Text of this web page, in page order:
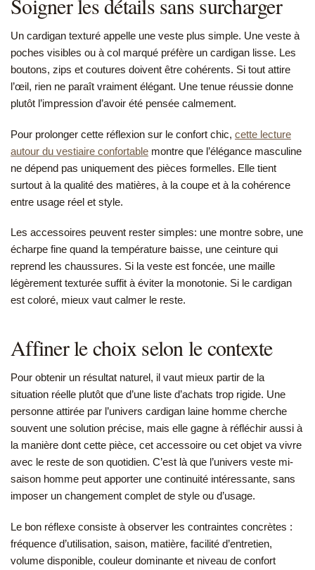
Soigner les détails sans surcharger
Un cardigan texturé appelle une veste plus simple. Une veste à
poches visibles ou à col marqué préfère un cardigan lisse. Les
boutons, zips et coutures doivent être cohérents. Si tout attire
l’œil, rien ne paraît vraiment élégant. Une tenue réussie donne
plutôt l’impression d’avoir été pensée calmement.
Pour prolonger cette réflexion sur le confort chic, cette lecture
autour du vestiaire confortable montre que l’élégance masculine
ne dépend pas uniquement des pièces formelles. Elle tient
surtout à la qualité des matières, à la coupe et à la cohérence
entre usage réel et style.
Les accessoires peuvent rester simples: une montre sobre, une
écharpe fine quand la température baisse, une ceinture qui
reprend les chaussures. Si la veste est foncée, une maille
légèrement texturée suffit à éviter la monotonie. Si le cardigan
est coloré, mieux vaut calmer le reste.
Affiner le choix selon le contexte
Pour obtenir un résultat naturel, il vaut mieux partir de la
situation réelle plutôt que d’une liste d’achats trop rigide. Une
personne attirée par l’univers cardigan laine homme cherche
souvent une solution précise, mais elle gagne à réfléchir aussi à
la manière dont cette pièce, cet accessoire ou cet objet va vivre
avec le reste de son quotidien. C’est là que l’univers veste mi-
saison homme peut apporter une continuité intéressante, sans
imposer un changement complet de style ou d’usage.
Le bon réflexe consiste à observer les contraintes concrètes :
fréquence d’utilisation, saison, matière, facilité d’entretien,
volume disponible, couleur dominante et niveau de confort